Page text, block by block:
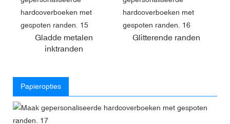
Gladde metalen
inktranden
Glitterende randen
Papieropties